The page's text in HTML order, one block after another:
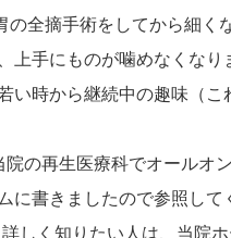
の全摘手術をしてから細
上手にものが噛めなくな
い時から継続中の趣味（
の再生医療科でオールオ
に書きましたので参照して
しく知りたい人は、当院